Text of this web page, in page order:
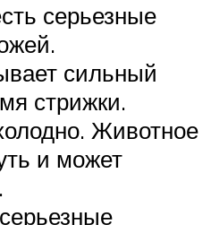
серьезные
сильный
стрижки.
Животное
и может